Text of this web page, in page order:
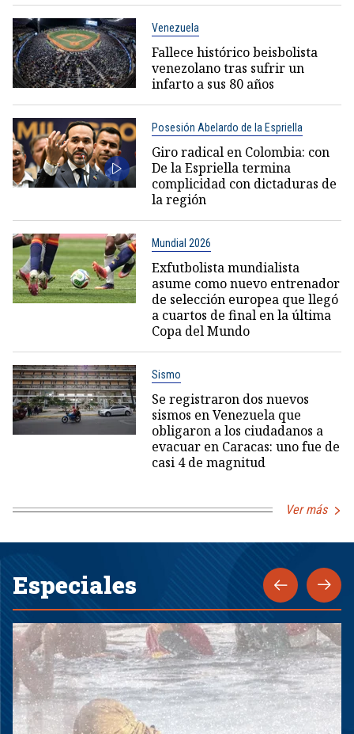
Venezuela
Fallece histórico beisbolista
venezolano tras sufrir un
infarto a sus 80 años
Posesión Abelardo de la Espriella
Giro radical en Colombia: con
De la Espriella termina
complicidad con dictaduras de
la región
Mundial 2026
Exfutbolista mundialista
asume como nuevo entrenador
de selección europea que llegó
a cuartos de final en la última
Copa del Mundo
Sismo
Se registraron dos nuevos
sismos en Venezuela que
obligaron a los ciudadanos a
evacuar en Caracas: uno fue de
casi 4 de magnitud
Ver más
Especiales